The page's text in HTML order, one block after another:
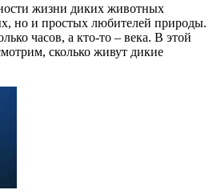
жизни диких животных
но и простых любителей природы.
часов, а кто-то – века. В этой
сколько живут дикие